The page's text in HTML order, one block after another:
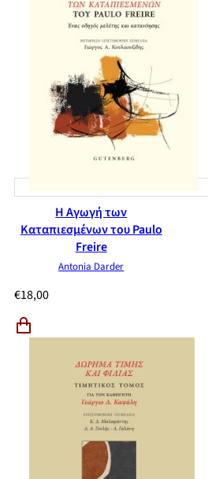
Η Αγωγή των
Καταπιεσμένων του Paulo
Freire
Antonia Darder
€18,00